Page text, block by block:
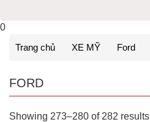
0
Trang chủ
XE MỸ Ford
FORD
Showing 273–280 of 282 results